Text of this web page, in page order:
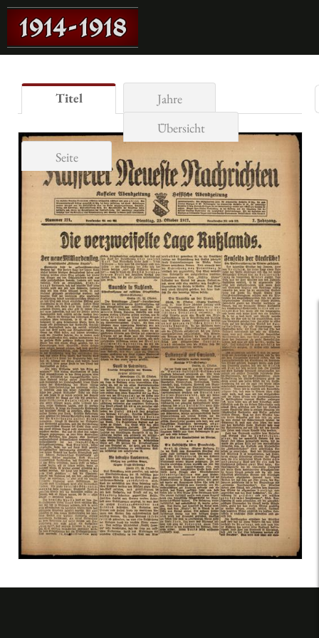
Titel
Jahre
Übersicht
Seite